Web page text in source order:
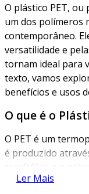
O plástico PET,
um dos polímeros
contemporâneo.
versatilidade e
tornam ideal para
texto, vamos
benefícios e usos
O que é o
O PET é um
é produzido
tereftálico e o
obtém-se um
Ler Mais